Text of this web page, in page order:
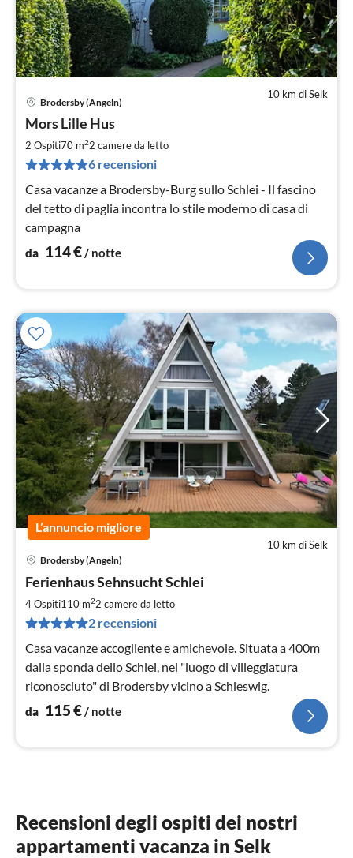
10 km di Selk
Brodersby (Angeln)
Mors Lille Hus
2 Ospiti70 m22 camere da letto
6 recensioni
Casa vacanze a Brodersby-Burg sullo Schlei - Il fascino
del tetto di paglia incontra lo stile moderno di casa di
campagna
da 114€/ notte
L’annuncio migliore
10 km di Selk
Brodersby (Angeln)
Ferienhaus Sehnsucht Schlei
4 Ospiti110 m22 camere da letto
2 recensioni
Casa vacanze accogliente e amichevole. Situata a 400m
dalla sponda dello Schlei, nel "luogo di villeggiatura
riconosciuto" di Brodersby vicino a Schleswig.
da 115€ / notte
Recensioni degli ospiti dei nostri
appartamenti vacanza in Selk